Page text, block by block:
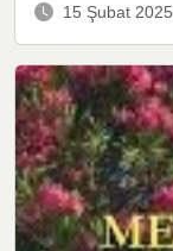
15 Şubat 2025